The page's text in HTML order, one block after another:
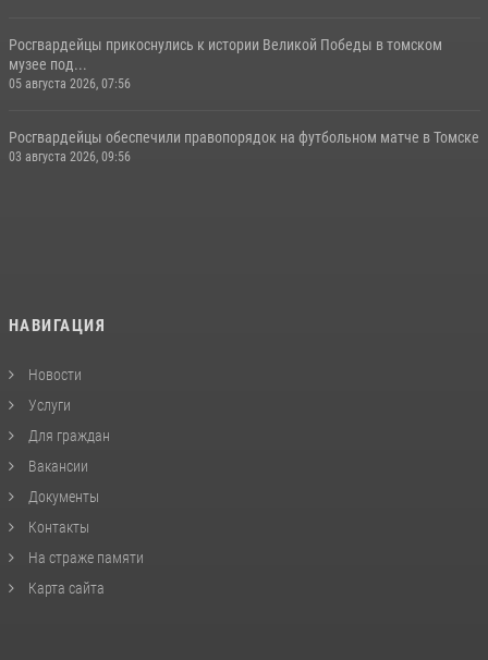
Росгвардейцы прикоснулись к истории Великой Победы в томском
музее под...
05 августа 2026, 07:56
Росгвардейцы обеспечили правопорядок на футбольном матче в Томске
03 августа 2026, 09:56
НАВИГАЦИЯ
Новости
Услуги
Для граждан
Вакансии
Документы
Контакты
На страже памяти
Карта сайта